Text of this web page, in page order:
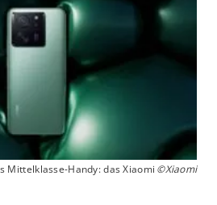
Mittelklasse-Handy: das Xiaomi ©Xiaomi